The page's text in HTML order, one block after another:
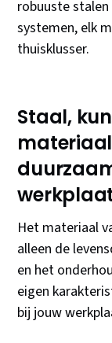
robuuste
systemen, elk
thuisklusser.
Staal,
Het materiaal
alleen de
en het
eigen
bij jouw